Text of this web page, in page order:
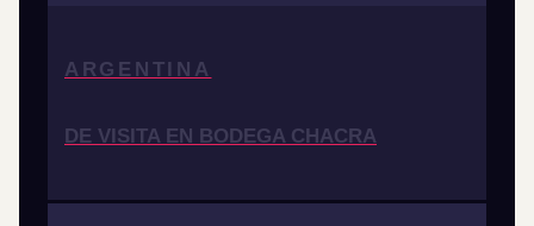
ARGENTINA
DE VISITA EN BODEGA CHACRA